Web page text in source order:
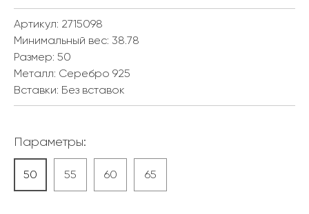
Артикул: 2715098
Минимальный вес: 38.78
Размер: 50
Металл: Серебро 925
Вставки: Без вставок
Параметры:
50 55 60 65